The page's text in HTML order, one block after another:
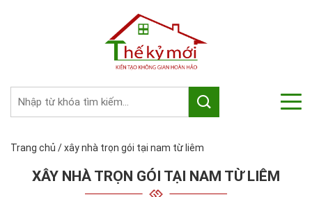
Trang chủ /xây nhà trọn gói tại nam từ liêm
XÂY NHÀ TRỌN GÓI TẠI NAM TỪ LIÊM